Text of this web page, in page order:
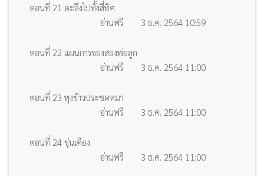
ตอนที่ 21 ตะลึงไปทั้งสี่ทิศ
อ่านฟรี
3 ธ.ค. 2564 10:59
ตอนที่ 22 แผนการของสองพ่อลูก
อ่านฟรี
3 ธ.ค. 2564 11:00
ตอนที่ 23 หุงข้าวประชดหมา
อ่านฟรี
3 ธ.ค. 2564 11:00
ตอนที่ 24 ขุ่นเคือง
อ่านฟรี
3 ธ.ค. 2564 11:00